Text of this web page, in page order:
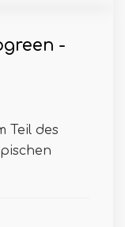
-
Teil des